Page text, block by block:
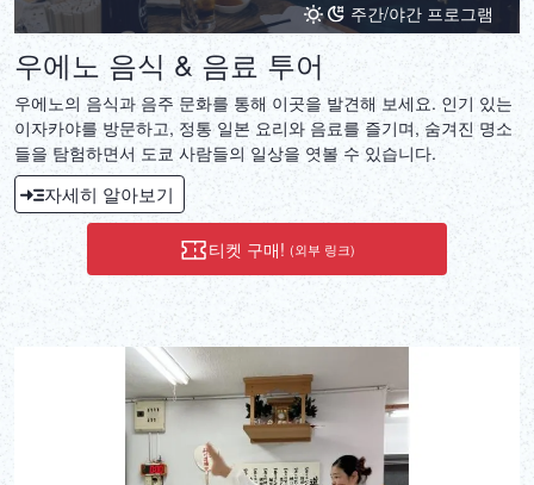
주간/야간 프로그램
우에노 음식 & 음료 투어
우에노의 음식과 음주 문화를 통해 이곳을 발견해 보세요. 인기 있는
이자카야를 방문하고, 정통 일본 요리와 음료를 즐기며, 숨겨진 명소
들을 탐험하면서 도쿄 사람들의 일상을 엿볼 수 있습니다.
자세히 알아보기
티켓 구매! (외부 링크)